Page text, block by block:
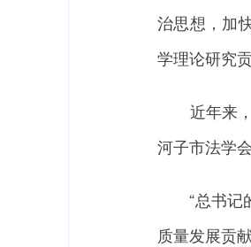
治思想，加
学理论研究
近年来，
河子市法学
“总书记的
质量发展贡